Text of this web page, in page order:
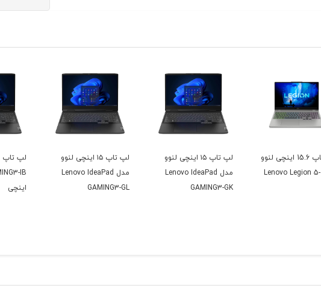
لپ تاپ 15.6 اینچی لنوو
مدل Lenovo Legion 5-
لپ تاپ ۱۵ اینچی لنوو
مدل Lenovo IdeaPad
GAMING3-GK
لپ تاپ ۱۵ اینچی لنوو
مدل Lenovo IdeaPad
GAMING3-GL
اینچی